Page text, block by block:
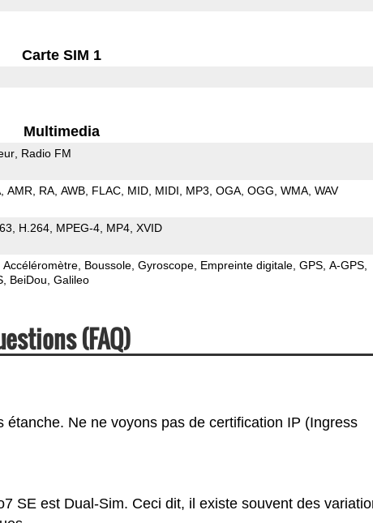
Carte SIM 1
Multimedia
Radio FM
AMR RA AWB FLAC MID MIDI MP3 OGA OGG WMA WAV
H.264 MPEG-4 MP4 XVID
Accéléromètre Boussole Gyroscope Empreinte digitale GPS A-GPS
BeiDou Galileo
(FAQ)
Ne ne voyons pas de certification IP (Ingress
SE est Dual-Sim. Ceci dit, il existe souvent des